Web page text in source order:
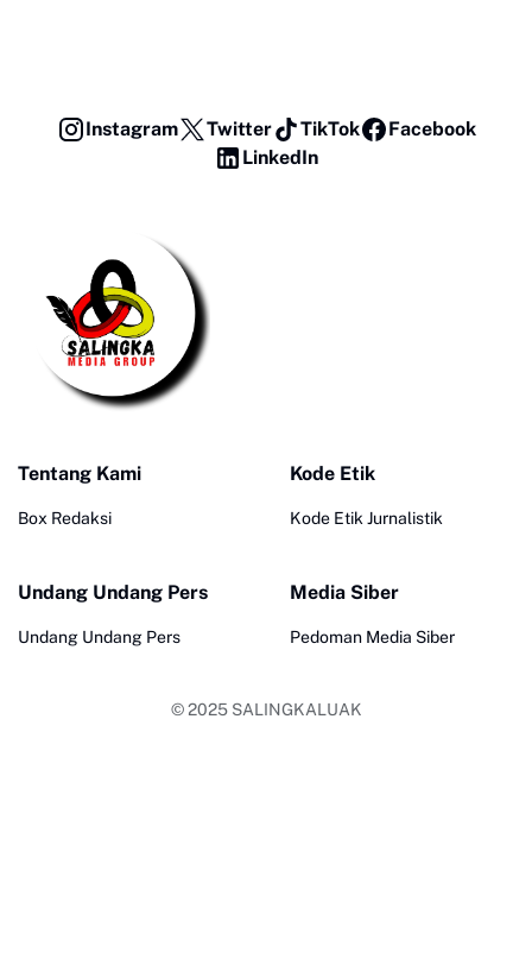
Instagram Twitter TikTok
Facebook
LinkedIn
Tentang Kami
Box Redaksi
Kode Etik
Kode Etik Jurnalistik
Undang Undang Pers
Undang Undang Pers
Media Siber
Pedoman Media Siber
© 2025 SALINGKALUAK